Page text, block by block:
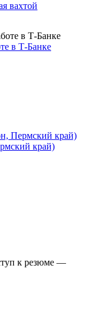
вахтой
в Т-Банке
Пермский край)
край)
к резюме —